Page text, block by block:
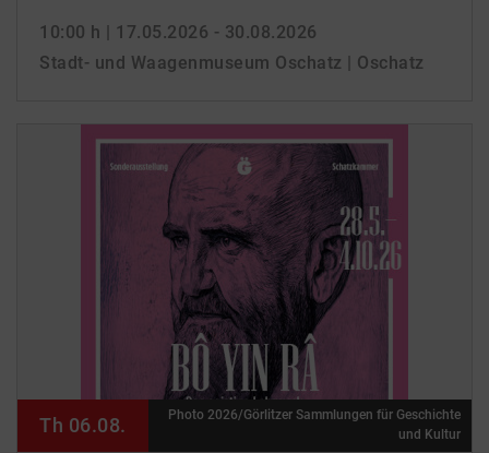
10:00 h | 17.05.2026 - 30.08.2026
Stadt- und Waagenmuseum Oschatz | Oschatz
Th 06.08.
Photo 2026/Görlitzer Sammlungen für Geschichte
und Kultur